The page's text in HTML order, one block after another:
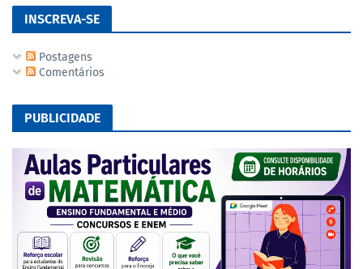
INSCREVA-SE
Postagens
Comentários
PUBLICIDADE